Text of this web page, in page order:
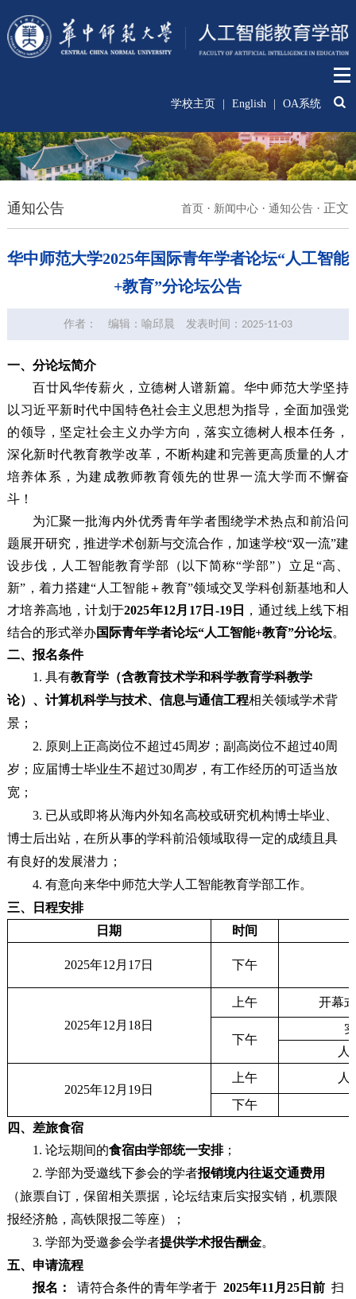
学校主页 English OA系统
通知公告 首页 · 新闻中心 ·通知公告 · 正文
华中师范大学2025年国际青年学者论坛“人工智能
+教育”分论坛公告
作者： 编辑：喻邱晨 发表时间：2025-11-03
一、分论坛简介
百廿风华传薪火，立德树人谱新篇。华中师范大学坚持
以习近平新时代中国特色社会主义思想为指导，全面加强党
的领导，坚定社会主义办学方向，落实立德树人根本任务，
深化新时代教育教学改革，不断构建和完善更高质量的人才
培养体系，为建成教师教育领先的世界一流大学而不懈奋
斗！
为汇聚一批海内外优秀青年学者围绕学术热点和前沿问
题展开研究，推进学术创新与交流合作，加速学校“双一流”建
设步伐，人工智能教育学部（以下简称“学部”）立足“高、
新”，着力搭建“人工智能＋教育”领域交叉学科创新基地和人
才培养高地，计划于2025年12月17日-19日
，通过线上线下相
结合的形式举办国际青年学者论坛“人工智能+教育”分论坛。
二、报名条件
1. 具有教育学（含教育技术学和科学教育学科教学
论）、计算机科学与技术、信息与通信工程相关领域学术背
景；
2. 原则上正高岗位不超过45周岁；副高岗位不超过40周
岁；应届博士毕业生不超过30周岁，有工作经历的可适当放
宽；
3. 已从或即将从海内外知名高校或研究机构博士毕业、
博士后出站，在所从事的学科前沿领域取得一定的成绩且具
有良好的发展潜力；
4. 有意向来华中师范大学人工智能教育学部工作。
三、日程安排
日期
时间
2025年12月17日 下午
2025年12月18日
上午 开幕
下午
人
2025年12月19日
上午
人
下午
四、差旅食宿
1. 论坛期间的食宿由学部统一安排；
2. 学部为受邀线下参会的学者报销境内往返交通费用
（旅票自订，保留相关票据，论坛结束后实报实销，机票限
报经济舱，高铁限报二等座）；
3. 学部为受邀参会学者提供学术报告酬金。
五、申请流程
报名：
请符合条件的青年学者于 2025年11月25日前 扫